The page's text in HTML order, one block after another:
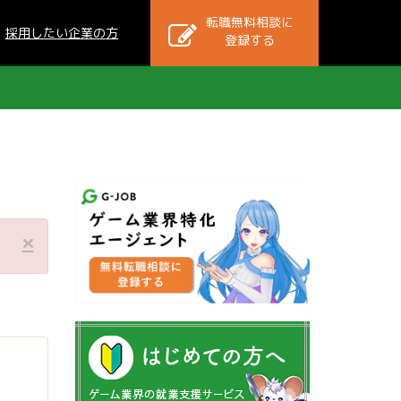
採用したい企業の方
転職無料相談に
登録する
×